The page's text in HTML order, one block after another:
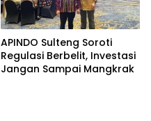
APINDO Sulteng Soroti
Regulasi Berbelit, Investasi
Jangan Sampai Mangkrak